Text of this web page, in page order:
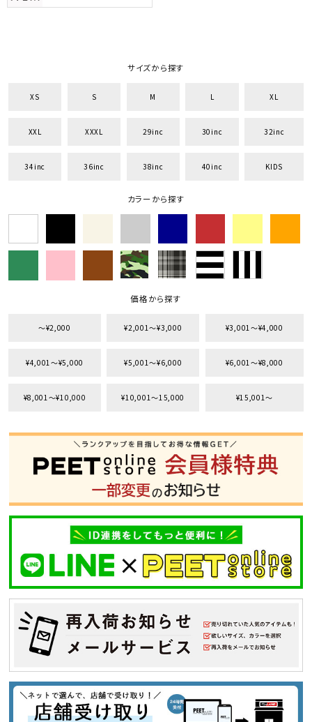
サイズから探す
XS S M L XL
XXL XXXL 29inc 30inc 32inc
34inc 36inc 38inc 40inc KIDS
カラーから探す
価格から探す
〜¥2,000 ¥2,001〜¥3,000 ¥3,001〜¥4,000
¥4,001〜¥5,000 ¥5,001〜¥6,000 ¥6,001〜¥8,000
¥8,001〜¥10,000 ¥10,001〜15,000 ¥15,001〜